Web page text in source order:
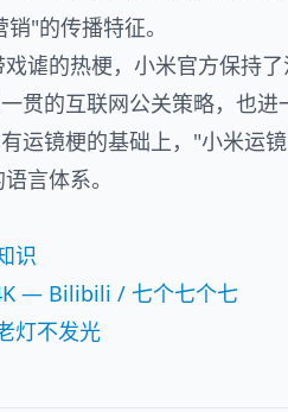
"的传播特征。
戏谑的热梗，小米官方保持
贯的互联网公关策略，也进
运镜梗的基础上，"小米运
言体系。
识
— Bilibili / 七个七个七
灯不发光